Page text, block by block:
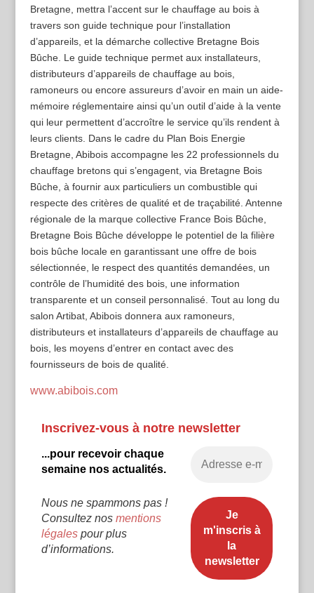
Bretagne, mettra l’accent sur le chauffage au bois à
travers son guide technique pour l’installation
d’appareils, et la démarche collective Bretagne Bois
Bûche. Le guide technique permet aux installateurs,
distributeurs d’appareils de chauffage au bois,
ramoneurs ou encore assureurs d’avoir en main un aide-
mémoire réglementaire ainsi qu’un outil d’aide à la vente
qui leur permettent d’accroître le service qu’ils rendent à
leurs clients. Dans le cadre du Plan Bois Energie
Bretagne, Abibois accompagne les 22 professionnels du
chauffage bretons qui s’engagent, via Bretagne Bois
Bûche, à fournir aux particuliers un combustible qui
respecte des critères de qualité et de traçabilité. Antenne
régionale de la marque collective France Bois Bûche,
Bretagne Bois Bûche développe le potentiel de la filière
bois bûche locale en garantissant une offre de bois
sélectionnée, le respect des quantités demandées, un
contrôle de l’humidité des bois, une information
transparente et un conseil personnalisé. Tout au long du
salon Artibat, Abibois donnera aux ramoneurs,
distributeurs et installateurs d’appareils de chauffage au
bois, les moyens d’entrer en contact avec des
fournisseurs de bois de qualité.
www.abibois.com
Inscrivez-vous à notre newsletter
...pour recevoir chaque
semaine nos actualités.
Nous ne spammons pas !
Consultez nos mentions
légalespour plus
d’informations.